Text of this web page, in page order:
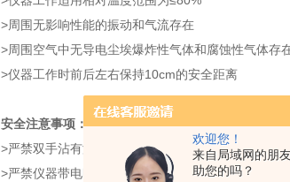
欢迎您！
来自局域网的朋
助您的吗？
>周围无影响性能的振动和气流存在
>周围空气中无导电尘埃爆炸性气体和腐蚀性气体存
>仪器工作时前后左右保持10cm的安全距离
安全注意事项：
>严禁双手沾有液体时拔插电源接头及拨动开关电源
>严禁仪器带电时拔插电源插头！